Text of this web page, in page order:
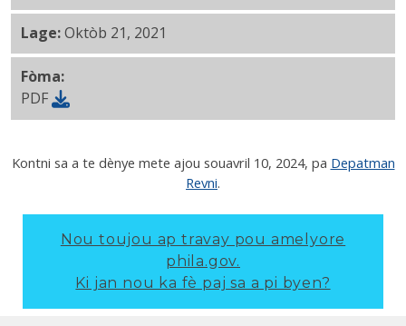
Lage:Oktòb 21, 2021
Fòma:
PDF
Kontni sa a te dènye mete ajou souavril 10, 2024, pa Depatman
Revni.
Nou toujou ap travay pou amelyore
phila.gov.
Ki jan nou ka fè paj sa a pi byen?